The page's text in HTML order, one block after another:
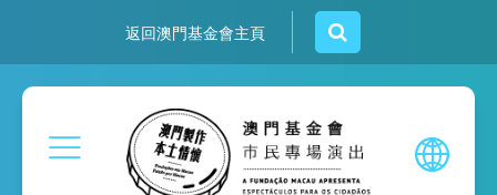
返回澳門基金會主頁